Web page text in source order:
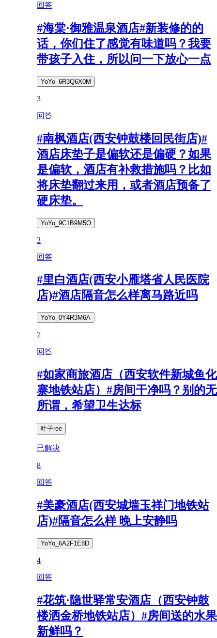
回答
#海棠·御雅温泉酒店#新装修的的
话，你们住了感觉有味道吗？我要
带孩子入住，所以问一下放心一点
YoYo_6R3Q6X0M
3
回答
#南枫酒店(西安钟鼓楼回民街店)#
酒店床垫子是偏软还是偏硬？如果
是偏软，酒店有补救措施吗？比如
将床垫翻过来用，或者酒店预备了
硬床垫。
YoYo_9C1B9M5O
3
回答
#里白酒店(西安小雁塔省人民医院
店)#酒店隔音怎么样离马路近吗
YoYo_0Y4R3M6A
7
回答
#如家商旅酒店（西安软件新城鱼化
寨地铁站店）#房间干净吗？别的无
所谓，希望卫生达标
叶子ree
已解决
8
回答
#美豪酒店(西安城墙玉祥门地铁站
店)#隔音怎么样 晚上安静吗
YoYo_6A2F1E8D
4
回答
#花筑·隐世驿常安酒店（西安钟鼓
楼洒金桥地铁站店）#房间送的水果
新鲜吗？